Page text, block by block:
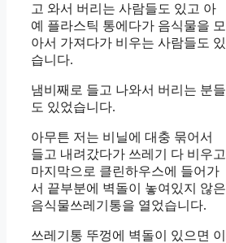
고 와서 버리는 사람들도 있고 아
예 플라스틱 통에다가 음식물을 모
아서 가져다가 비우는 사람들도 있
습니다.
냄비째로 들고 나와서 버리는 분들
도 있었습니다.
아무튼 저는 비닐에 대충 묶어서
들고 내려갔다가 쓰레기 다 비우고
마지막으로 클린하우스에 들어가
서 끝부분에 벽돌이 놓여있지 않은
음식물쓰레기통을 열었습니다.
쓰레기통 뚜껑에 벽돌이 있으면 이